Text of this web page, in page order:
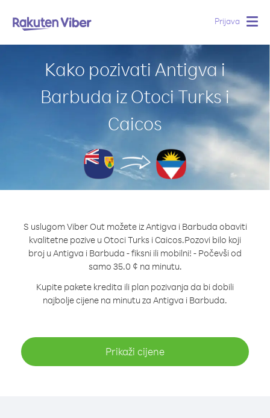
Prijava
Kako pozivati Antigva i
Barbuda iz Otoci Turks i
Caicos
S uslugom Viber Out možete iz Antigva i Barbuda obaviti
kvalitetne pozive u Otoci Turks i Caicos.Pozovi bilo koji
broj u Antigva i Barbuda - fiksni ili mobilni! - Počevši od
samo 35.0 ¢ na minutu.
Kupite pakete kredita ili plan pozivanja da bi dobili
najbolje cijene na minutu za Antigva i Barbuda.
Prikaži cijene